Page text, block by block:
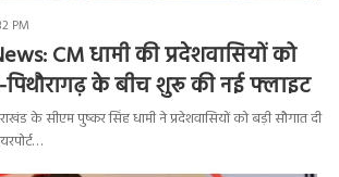
PM
CM धामी की प्रदेशवासियों को
पिथौरागढ़ के बीच शुरू की नई फ्लाइट
के सीएम पुष्कर सिंह धामी ने प्रदेशवासियों को बड़ी सौगात दी